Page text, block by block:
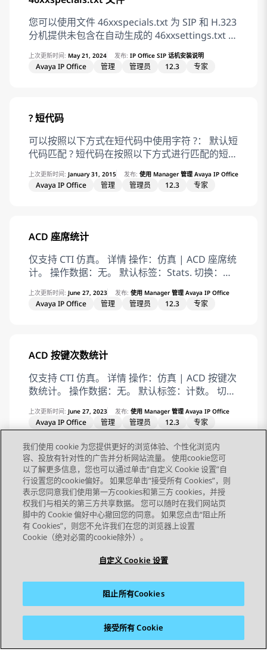
SEQ 9640 GOTO
96XXAUTOGENERATEDSETTINGS IF $MODEL4
SEQ 9650 GOTO
SEQ 9608 GOTO
96X1AUTOGENERATEDSETTINGS IF $MODEL4
SEQ 9621 GOTO
96X1AUTOGENERATEDSETTINGS IF $MODEL4
SEQ 9641 GOTO
电话文件服务器上。它可以是包含单个命令的简单
文本文件，也可以是包含基于电话类型、型号和/
或组的设置的复杂设置文件。请参阅配置文件编
https:///46xxspecials.txt 以获取示例文件。保存
并编辑该文件，然后将其上传回系统。 Related
您可以使用文件 46xxspecials.txt 为 SIP 和 H.323
分机提供未包含在自动生成的 46xxsettings.txt 中
的设置，并覆盖该文件中的设置。 将文件
46xxspecials.txt 加载到 IP Office 系统后，系统
会自动将 GET 46xxspecials.txt 命令添加到自动生
Workplace 客户端。 重要提示： 对于使用 IP
Office 操作的分机，Avaya 仅支持专门列出的 IP
Office 设置。不支持使用任何其他设置。 示例文
件 IP Office 可以自动生成 46xxspecials.txt 文
户端的结构。要获取示例文件，请浏览
https:///46xxspecials.txt。保存并编辑该文件，
AUTOGENERATED IF $MODEL4 SEQ 1603
GOTO 16XXSPECIALS IF $MODEL4 SEQ 1608
GOTO 16XXSPECIALS IF $MODEL4 SEQ 1616
GOTO 16XXSPECIALS IF $MODEL4 SEQ 9620
GOTO 96XXSPECIALS IF $MODEL4 SEQ 9640
GOTO 96XXSPECIALS IF $MODEL4 SEQ 9650
GOTO 96X1SPECIALS IF $MODEL4 SEQ 9621
GOTO 96X1SPECIALS IF $MODEL4 SEQ 9641
GOTO 96X1SPECIALS IF $MODEL4 SEQ J129
GOTO J1X9SPECIALS IF $MODEL4 SEQ J139
上次更新时间: May 21, 2024 发布: IP Office SIP 话机安装说明
Avaya IP Office 管理 管理员 12.3 专家
? 短代码
可以按照以下方式在短代码中使用字符 ?： 默认短
代码匹配 ? 短代码在按照以下方式进行匹配的短代
码中使用。 如果找不到用户短代码匹配或系统短
代码匹配，则系统将查找 ? 短代码匹配。 它首先
查找用户 ? 短代码，如果找不到，再查找系统 ? 短
有其它匹配的任何拨号提供了一个匹配。 因此，
在具有此短代码的系统上，默认为任何未识别的号
码将被拨打到拨出线路组 0。 热线拨号 可以使用
用户短代码 ?D 在用户分机摘机时立即执行一个短
般情况下，它与门电话、电梯电话和大堂电话一起
使用，以立即将电话连接到话务员或接待员等号
通过使用VoicemailCollect功能的短代码来实现。
在这个例子中，字符 ? 并不由系统解释，而是供语
音信箱服务器使用。 Related information 短代码
概述
上次更新时间: January 31, 2015 发布: 使用 Manager 管理 Avaya IP Office
Avaya IP Office 管理 管理员 12.3 专家
ACD 座席统计
仅支持 CTI 仿真。 详情 操作：仿真 | ACD 座席统
计。 操作数据：无。 默认标签：Stats. 切换：
否。 状态指示：否。 用户管理：否。 话机支持：
注意，具体话机型号支持也取决于系统软件级别。
1400 Series 和 1600 Series
上次更新时间: June 27, 2023 发布: 使用 Manager 管理 Avaya IP Office
Avaya IP Office 管理 管理员 12.3 专家
ACD 按键次数统计
仅支持 CTI 仿真。 详情 操作：仿真 | ACD 按键次
数统计。 操作数据：无。 默认标签：计数。 切
换：否。 状态指示：否。 用户管理：是。 话机支
持：注意，具体话机型号支持也取决于系统软件级
别。 1400 Series 和 1600 Series
上次更新时间: June 27, 2023 发布: 使用 Manager 管理 Avaya IP Office
Avaya IP Office 管理 管理员 12.3 专家
1 2 3 ... 10
我们使用 cookie 为您提供更好的浏览体验、个性化浏览内
容、投放有针对性的广告并分析网站流量。 使用cookie您可
以了解更多信息，您也可以通过单击“自定义 Cookie 设置”自
行设置您的cookie偏好。 如果您单击“接受所有 Cookies”，则
表示您同意我们使用第一方cookies和第三方 cookies，并授
权我们与相关的第三方共享数据。 您可以随时在我们网站页
脚中的 Cookie 偏好中心撤回您的同意。 如果您点击“阻止所
有 Cookies”，则您不允许我们在您的浏览器上设置
Cookie（绝对必需的cookie除外）。
自定义 Cookie 设置
阻止所有Cookies
接受所有 Cookie